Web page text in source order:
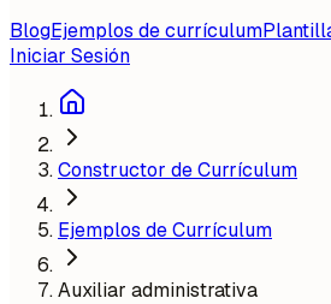
BlogEjemplos de currículum
Iniciar Sesión
Constructor de Currículum
Ejemplos de Currículum
Auxiliar administrativa